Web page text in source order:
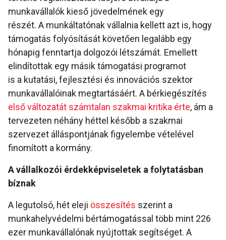
munkavállalók kieső jövedelmének egy
részét. A munkáltatónak vállalnia kellett azt is, hogy
támogatás folyósítását követően legalább egy
hónapig fenntartja dolgozói létszámát. Emellett
elindítottak egy másik támogatási programot
is a kutatási, fejlesztési és innovációs szektor
munkavállalóinak megtartásáért. A bérkiegészítés
első változatát számtalan szakmai kritika érte, ám a
tervezeten néhány héttel később a szakmai
szervezet álláspontjának figyelembe vételével
finomított a kormány.
A vállalkozói érdekképviseletek a folytatásban
bíznak
A legutolsó, hét eleji összesítés szerint a
munkahelyvédelmi bértámogatással több mint 226
ezer munkavállalónak nyújtottak segítséget. A